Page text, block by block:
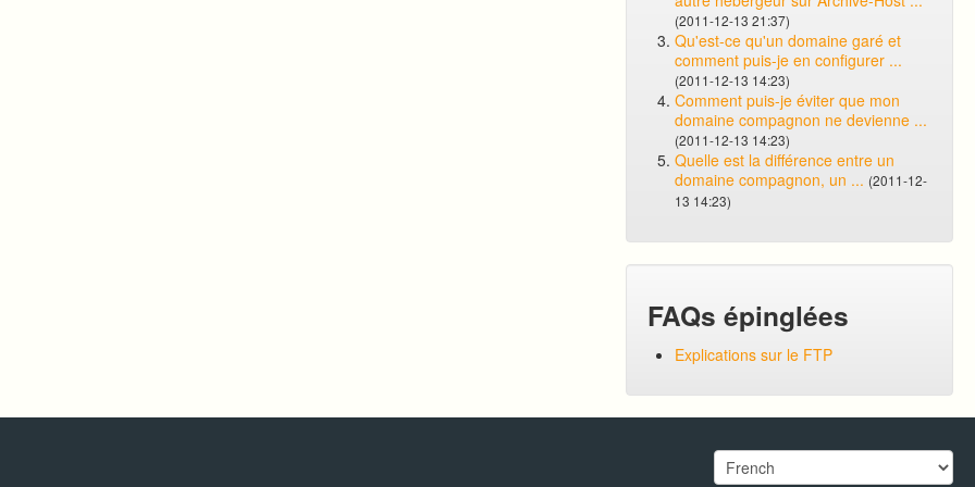
(2011-12-13 21:37)
Qu'est-ce qu'un domaine garé et
comment puis-je en configurer ...
(2011-12-13 14:23)
Comment puis-je éviter que mon
domaine compagnon ne devienne ...
(2011-12-13 14:23)
Quelle est la différence entre un
domaine compagnon, un ... (2011-12-
13 14:23)
FAQs épinglées
Explications sur le FTP